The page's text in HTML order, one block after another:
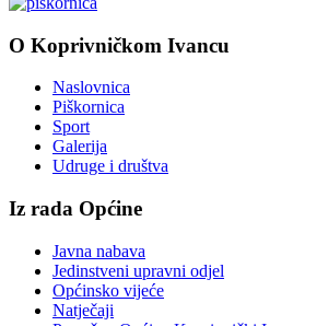
O Koprivničkom Ivancu
Naslovnica
Piškornica
Sport
Galerija
Udruge i društva
Iz rada Općine
Javna nabava
Jedinstveni upravni odjel
Općinsko vijeće
Natječaji